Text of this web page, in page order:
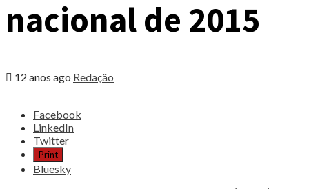
nacional de 2015
12 anos ago Redação
Share
post
"Esgrima
Jovens
Facebook
LinkedIn
Twitter
Print
Bluesky